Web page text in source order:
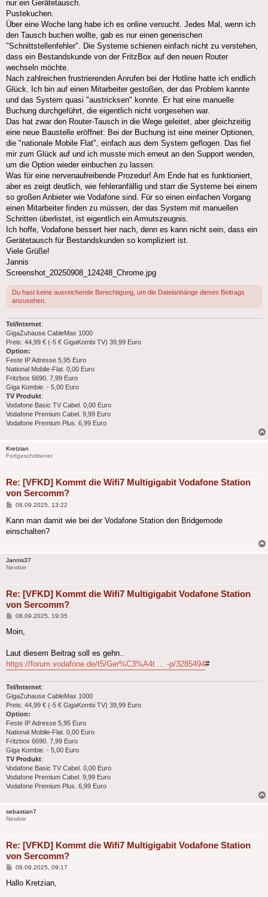
nur ein Gerätetausch.
​Pustekuchen.
​Über eine Woche lang habe ich es online versucht. Jedes Mal, wenn ich
den Tausch buchen wollte, gab es nur einen generischen
"Schnittstellenfehler". Die Systeme schienen einfach nicht zu verstehen,
dass ein Bestandskunde von der FritzBox auf den neuen Router
wechseln möchte.
​Nach zahlreichen frustrierenden Anrufen bei der Hotline hatte ich endlich
Glück. Ich bin auf einen Mitarbeiter gestoßen, der das Problem kannte
und das System quasi "austricksen" konnte. Er hat eine manuelle
Buchung durchgeführt, die eigentlich nicht vorgesehen war.
​Das hat zwar den Router-Tausch in die Wege geleitet, aber gleichzeitig
eine neue Baustelle eröffnet: Bei der Buchung ist eine meiner Optionen,
die "nationale Mobile Flat", einfach aus dem System geflogen. Das fiel
mir zum Glück auf und ich musste mich erneut an den Support wenden,
um die Option wieder einbuchen zu lassen.
​Was für eine nervenaufreibende Prozedur! Am Ende hat es funktioniert,
aber es zeigt deutlich, wie fehleranfällig und starr die Systeme bei einem
so großen Anbieter wie Vodafone sind. Für so einen einfachen Vorgang
einen Mitarbeiter finden zu müssen, der das System mit manuellen
Schritten überlistet, ist eigentlich ein Armutszeugnis.
​Ich hoffe, Vodafone bessert hier nach, denn es kann nicht sein, dass ein
Gerätetausch für Bestandskunden so kompliziert ist.
​Viele Grüße!
Jannis
Screenshot_20250908_124248_Chrome.jpg
Du hast keine ausreichende Berechtigung, um die Dateianhänge dieses Beitrags
anzusehen.
Tel/Internet:
GigaZuhause CableMax 1000
​Preis: 44,99 € (-5 € GigaKombi TV) 39,99 Euro
Option:
Feste IP Adresse 5,95 Euro
National Mobile-Flat. 0,00 Euro
Fritzbox 6690. 7,99 Euro
Giga Kombie. - 5,00 Euro
TV Produkt:
Vodafone Basic TV Cabel. 0,00 Euro
Vodafone Premium Cabel. 9,99 Euro
Vodafone Premium Plus. 6,99 Euro
Kretzian
Fortgeschrittener
Re: [VFKD] Kommt die Wifi7 Multigigabit Vodafone Station
von Sercomm?
Beitrag
08.09.2025, 13:22
Kann man damit wie bei der Vodafone Station den Bridgemode
einschalten?
Jannis37
Newbie
Re: [VFKD] Kommt die Wifi7 Multigigabit Vodafone Station
von Sercomm?
Beitrag
08.09.2025, 19:35
Moin,
Laut diesem Beitrag soll es gehn..
https://forum.vodafone.de/t5/Ger%C3%A4t ... -p/3285494#
Tel/Internet:
GigaZuhause CableMax 1000
​Preis: 44,99 € (-5 € GigaKombi TV) 39,99 Euro
Option:
Feste IP Adresse 5,95 Euro
National Mobile-Flat. 0,00 Euro
Fritzbox 6690. 7,99 Euro
Giga Kombie. - 5,00 Euro
TV Produkt:
Vodafone Basic TV Cabel. 0,00 Euro
Vodafone Premium Cabel. 9,99 Euro
Vodafone Premium Plus. 6,99 Euro
sebastian7
Newbie
Re: [VFKD] Kommt die Wifi7 Multigigabit Vodafone Station
von Sercomm?
Beitrag
09.09.2025, 09:17
Hallo Kretzian,